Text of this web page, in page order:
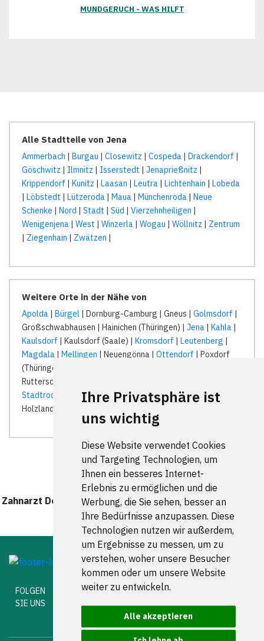
Ihre Privatsphäre ist
uns wichtig
Diese Website verwendet Cookies
und Targeting Technologien, um
Ihnen ein besseres Internet-
Erlebnis zu ermöglichen und die
Werbung, die Sie sehen, besser an
Ihre Bedürfnisse anzupassen. Diese
Technologien nutzen wir außerdem,
um Ergebnisse zu messen, um zu
verstehen, woher unsere Besucher
kommen oder um unsere Website
weiter zu entwickeln.
Alle akzeptieren
MUNDGERUCH - WAS HILFT
Alle Stadtteile von Jena
Ammerbach | Burgau | Closewitz | Cospeda | Drackendorf |
Göschwitz | Ilmnitz | Isserstedt | Jenaprießnitz |
Krippendorf | Kunitz | Laasan | Leutra | Lichtenhain | Lobeda
| Löbstedt | Lützeroda | Maua | Münchenroda | Neue
Schenke | Nord | Stadt | Süd | Vierzehnheiligen |
Wenigenjena | West | Winzerla | Wogau | Wöllnitz | Zentrum
| Ziegenhain | Zwätzen |
Weitere Orte in der Nähe von
Apolda | Bürgel | Dornburg-Camburg | Gneus | Golmsdorf |
Großschwabhausen | Hainichen (Thüringen) | Jena | Kahla |
Kaulsdorf | Kaulsdorf (Saale) | Kromsdorf | Leutenberg |
Magdala | Mellingen | Neuengönna | Ottendorf | Poxdorf
(Thüringen) | Rausdorf (Thüringen) |
Ruttersdorf-Lotschen | Saaleplatte | Schöps (Thüringen) |
Stadtroda
Umpferstedt|Wormstedt| Zimmern (Saale-
Holzland-Kreis) |
Zahnarzt Deutschland wurde zuletzt am 02 August 2026
aktualisiert.
FOLGEN
SIE UNS